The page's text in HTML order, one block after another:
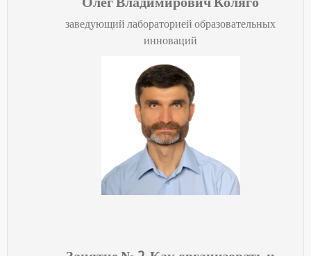
заведующий лабораторией образовательных
инноваций